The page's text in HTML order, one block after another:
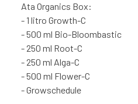
Ata Organics Box:
- 1 litro Growth-C
- 500 ml Bio-Bloombastic
- 250 ml Root-C
- 250 ml Alga-C
- 500 ml Flower-C
- Growschedule